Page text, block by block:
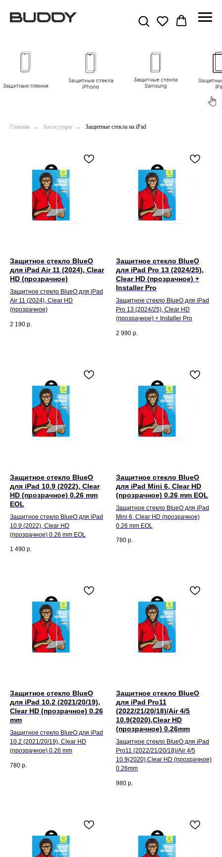
Главная → Аксессуары → Защитные стекла на iPad
Защитное стекло BlueO
для iPad Air 11 (2024), Clear
HD (прозрачное)
Защитное стекло BlueO для iPad
Air 11 (2024), Clear HD
(прозрачное)
2 190 р.
Защитное стекло BlueO
для iPad Pro 13 (2024/25),
Clear HD (прозрачное) +
Installer Pro
Защитное стекло BlueO для iPad
Pro 13 (2024/25), Clear HD
(прозрачное) + Installer Pro
2 990 р.
Защитное стекло BlueO
для iPad 10.9 (2022), Clear
HD (прозрачное) 0.26 mm
EOL
Защитное стекло BlueO для iPad
10.9 (2022), Clear HD
(прозрачное) 0.26 mm EOL
1 490 р.
Защитное стекло BlueO
для iPad Mini 6, Clear HD
(прозрачное) 0.26 mm EOL
Защитное стекло BlueO для iPad
Mini 6, Clear HD (прозрачное)
0.26 mm EOL
780 р.
Защитное стекло BlueO
для iPad 10.2 (2021/20/19),
Clear HD (прозрачное) 0.26
mm
Защитное стекло BlueO для iPad
10.2 (2021/20/19), Clear HD
(прозрачное) 0.26 mm
780 р.
Защитное стекло BlueO
для iPad Pro11
(2022/21/20/18)/Air 4/5
10.9(2020),Clear HD
(прозрачное) 0.26mm
Защитное стекло BlueO для iPad
Pro11 (2022/21/20/18)/Air 4/5
10.9(2020),Clear HD (прозрачное)
0.26mm
980 р.